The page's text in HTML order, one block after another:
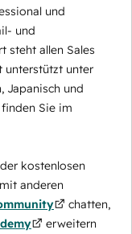
und
und
steht allen Sales
unterstützt unter
Japanisch und
Sie im
kostenlosen
anderen
chatten,
erweitern